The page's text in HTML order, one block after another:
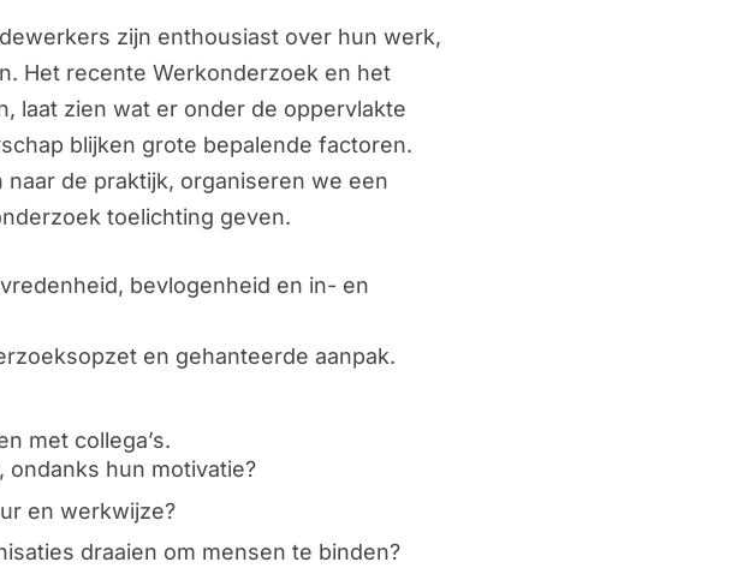
zijn enthousiast over hun werk,
Het recente Werkonderzoek en het
laat zien wat er onder de oppervlakte
blijken grote bepalende factoren.
de praktijk, organiseren we een
toelichting geven.
bevlogenheid en in- en
en gehanteerde aanpak.
met collega’s.
hun motivatie?
en werkwijze?
draaien om mensen te binden?